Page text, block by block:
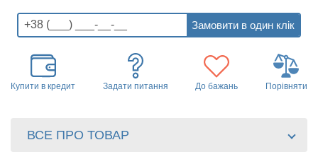
Купити в кредит Задати питання До бажань Порівняти
ВСЕ ПРО ТОВАР